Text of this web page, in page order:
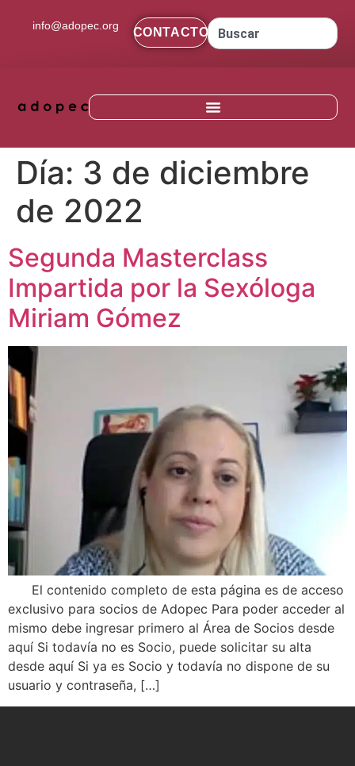
info@adopec.org CONTACTO
Día: 3 de diciembre
de 2022
Segunda Masterclass
Impartida por la Sexóloga
Miriam Gómez
El contenido completo de esta página es de acceso
exclusivo para socios de Adopec Para poder acceder al
mismo debe ingresar primero al Área de Socios desde
aquí Si todavía no es Socio, puede solicitar su alta
desde aquí Si ya es Socio y todavía no dispone de su
usuario y contraseña, […]